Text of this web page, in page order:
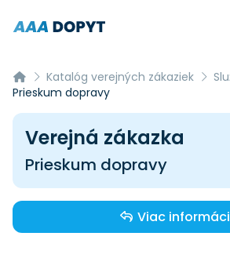
Katalóg verejných zákaziek
Prieskum dopravy
Verejná zákazka
Prieskum dopravy
Viac